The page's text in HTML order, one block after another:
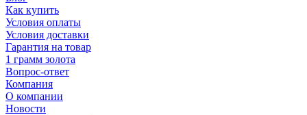
Как купить
Условия оплаты
Условия доставки
Гарантия на товар
1 грамм золота
Вопрос-ответ
Компания
О компании
Новости